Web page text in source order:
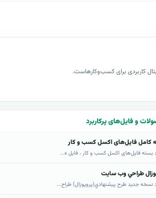
کاربردی برای کسب‌وکارهاست.
و فایل‌های پرکاربرد
کامل فایل‌های اکسل کسب و کار
بسته فایل‌های اکسل کسب و کار ، فایل ه...
طراحي وب سايت
نسخه جدید طرح پيشنهادي(پروپوزال) طراح...